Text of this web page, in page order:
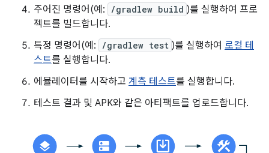
주어진 명령어(예:
/gradlew build )를 실행하여 프로
젝트를 빌드합니다.
특정 명령어(예:
/gradlew test )를 실행하여 로컬 테
스트를 실행합니다.
에뮬레이터를 시작하고 계측 테스트를 실행합니다.
테스트 결과 및 APK와 같은 아티팩트를 업로드합니다.